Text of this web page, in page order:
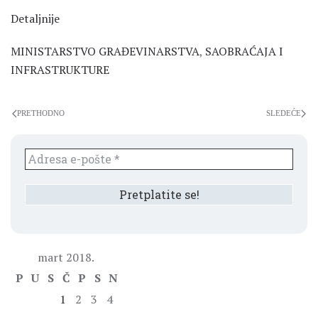
Detaljnije
MINISTARSTVO GRAĐEVINARSTVA, SAOBRAĆAJA I
INFRASTRUKTURE
PRETHODNO SLEDEĆE
mart 2018.
P U S Č P S N
1
2 3
4